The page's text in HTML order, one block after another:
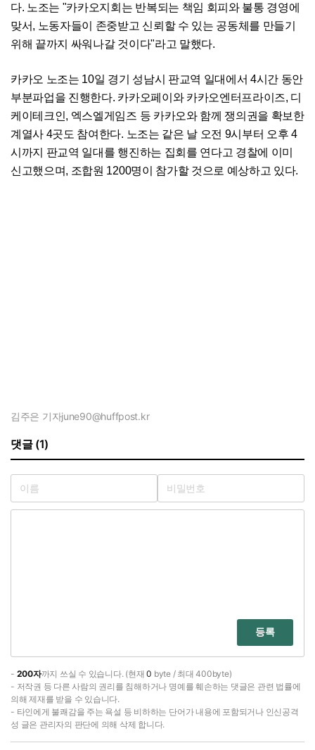
다. 노조는 "카카오지회는 반복되는 책임 회피와 불통 경영에
맞서, 노동자들이 존중받고 신뢰할 수 있는 공동체를 만들기
위해 끝까지 싸워나갈 것이다"라고 말했다.
카카오 노조는 10일 경기 성남시 판교역 일대에서 4시간 동안
부분파업을 진행한다. 카카오페이와 카카오엔터프라이즈, 디
케이테크인, 엑스엘게임즈 등 카카오와 함께 쟁의권을 확보한
계열사 4곳도 참여한다. 노조는 같은 날 오전 9시부터 오후 4
시까지 판교역 일대를 행진하는 집회를 연다고 경찰에 이미
신고했으며, 조합원 1200명이 참가할 것으로 예상하고 있다.
김주은 기자june90@huffpost.kr
댓글 (1)
등록
- 200자까지 쓰실 수 있습니다. (현재0 byte / 최대 400byte)
- 저작권 등 다른 사람의 권리를 침해하거나 명예를 훼손하는 댓글은 관련 법률에
의해 제재를 받을 수 있습니다.
- 타인에게 불쾌감을 주는 욕설 등 비하하는 단어가 내용에 포함되거나 인신공격
성 글은 관리자의 판단에 의해 삭제 합니다.